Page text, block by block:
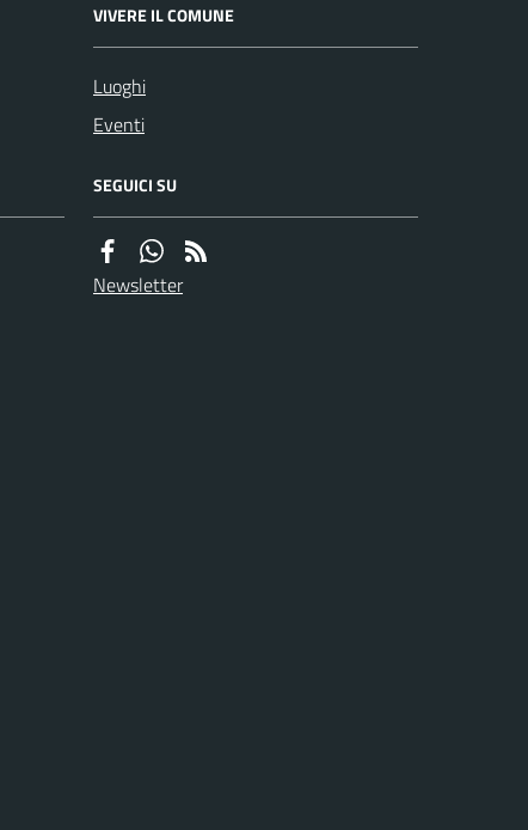
VIVERE IL COMUNE
Luoghi
Eventi
SEGUICI SU
Newsletter